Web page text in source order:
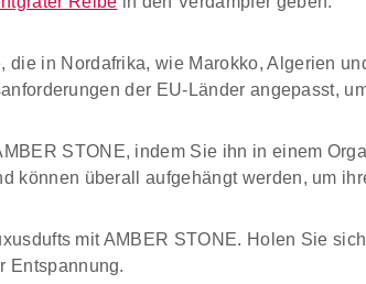
in Nordafrika, wie Marokko, Algerien
der EU-Länder angepasst,
STONE, indem Sie ihn in einem
können überall aufgehängt werden, um
mit AMBER STONE. Holen Sie
Entspannung.